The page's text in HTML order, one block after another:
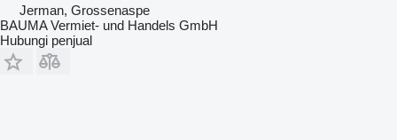
Jerman, Grossenaspe
BAUMA Vermiet- und Handels GmbH
Hubungi penjual